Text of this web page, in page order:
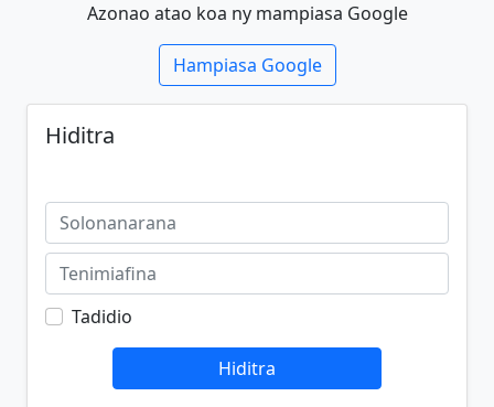
Azonao atao koa ny mampiasa Google
Hampiasa Google
Hiditra
Tadidio
Hiditra